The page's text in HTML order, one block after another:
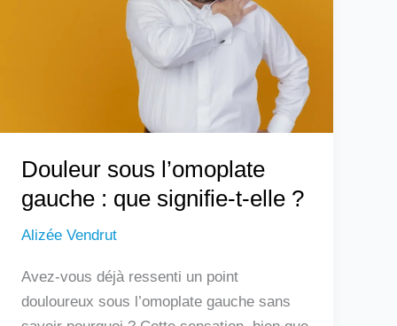
Douleur sous l’omoplate
gauche : que signifie-t-elle ?
Alizée Vendrut
Avez-vous déjà ressenti un point
douloureux sous l’omoplate gauche sans